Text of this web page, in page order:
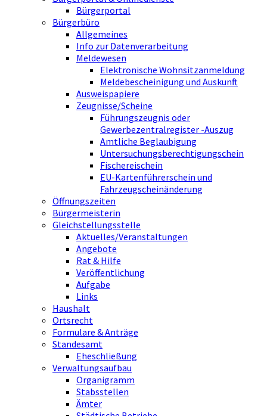
Bürgerportal
Bürgerbüro
Allgemeines
Info zur Datenverarbeitung
Meldewesen
Elektronische Wohnsitzanmeldung
Meldebescheinigung und Auskunft
Ausweispapiere
Zeugnisse/Scheine
Führungszeugnis oder
Gewerbezentralregister -Auszug
Amtliche Beglaubigung
Untersuchungsberechtigungschein
Fischereischein
EU-Kartenführerschein und
Fahrzeugscheinänderung
Öffnungszeiten
Bürgermeisterin
Gleichstellungsstelle
Aktuelles/Veranstaltungen
Angebote
Rat & Hilfe
Veröffentlichung
Aufgabe
Links
Haushalt
Ortsrecht
Formulare & Anträge
Standesamt
Eheschließung
Verwaltungsaufbau
Organigramm
Stabsstellen
Ämter